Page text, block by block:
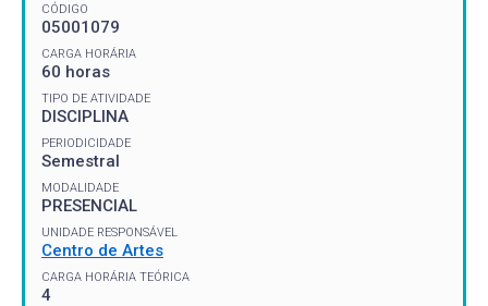
CÓDIGO
05001079
CARGA HORÁRIA
60 horas
TIPO DE ATIVIDADE
DISCIPLINA
PERIODICIDADE
Semestral
MODALIDADE
PRESENCIAL
UNIDADE RESPONSÁVEL
Centro de Artes
CARGA HORÁRIA TEÓRICA
4